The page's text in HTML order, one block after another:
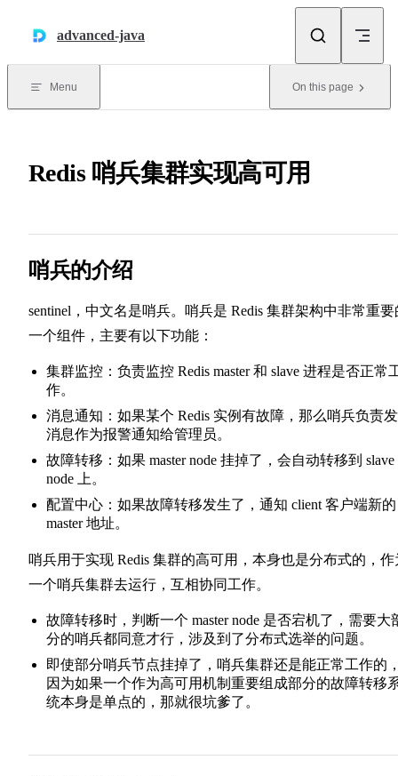
advanced-java
Menu On this page
Redis 哨兵集群实现高可用
哨兵的介绍
sentinel，中文名是哨兵。哨兵是 Redis 集群架构中非常重要
一个组件，主要有以下功能：
集群监控：负责监控 Redis master 和 slave 进程是否正常
作。
消息通知：如果某个 Redis 实例有故障，那么哨兵负责
消息作为报警通知给管理员。
故障转移：如果 master node 挂掉了，会自动转移到 slave
node 上。
配置中心：如果故障转移发生了，通知 client 客户端新的
master 地址。
哨兵用于实现 Redis 集群的高可用，本身也是分布式的，作
一个哨兵集群去运行，互相协同工作。
故障转移时，判断一个 master node 是否宕机了，需要大
分的哨兵都同意才行，涉及到了分布式选举的问题。
即使部分哨兵节点挂掉了，哨兵集群还是能正常工作的
因为如果一个作为高可用机制重要组成部分的故障转移
统本身是单点的，那就很坑爹了。